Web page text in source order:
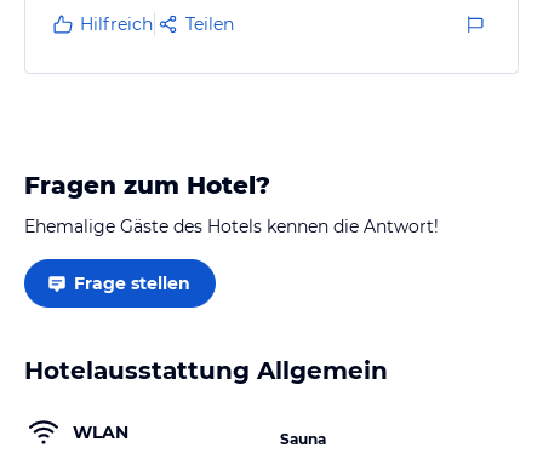
Fahrstuhl ist sehr eng und mit viel Gepäck kann man
kaum darin fahren.
Die Anlage ist sauber, im Hotel werden ständig Müll
Hilfreich Teilen
Fragen zum Hotel?
Ehemalige Gäste des Hotels kennen die Antwort!
Frage stellen
Hotelausstattung Allgemein
WLAN
Sauna